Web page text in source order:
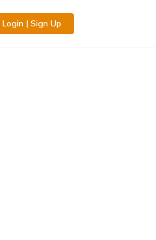
Login | Sign Up